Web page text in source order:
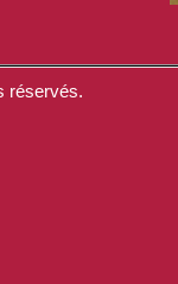
réservés.